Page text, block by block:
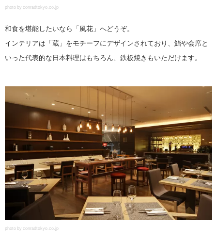
photo by conradtokyo.co.jp
和食を堪能したいなら「風花」へどうぞ。
インテリアは「蔵」をモチーフにデザインされており、鮨や会席と
いった代表的な日本料理はもちろん、鉄板焼きもいただけます。
photo by conradtokyo.co.jp